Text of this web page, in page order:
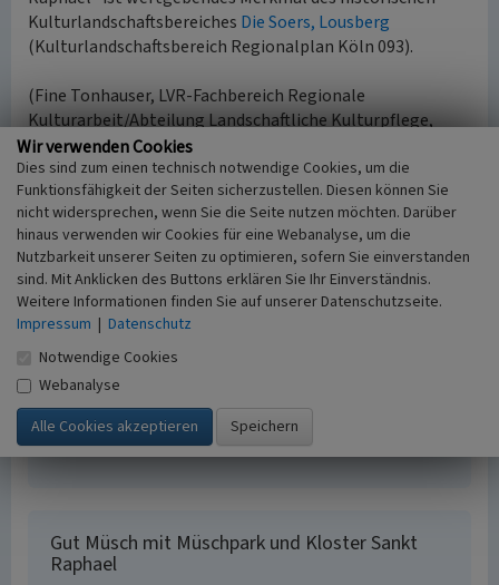
Kulturlandschaftsbereiches Die Soers, Lousberg
(Kulturlandschaftsbereich Regionalplan Köln 093).
(Fine Tonhauser, LVR-Fachbereich Regionale
Kulturarbeit/Abteilung Landschaftliche Kulturpflege,
2016)
Internet
www.altenheime-aachen.de: Häuser St. Raphael,
Altenheim in der Aachener Soers (abgerufen 12.04.2018)
de.wikipedia.org: Kloster St. Raphael (abgerufen
12.04.2018)
Literatur
Stadt Aachen (Hrsg.) (2013)
Ferme Ornée. Der Müschpark in Aachen am
Lousberg. Aachen.
Gut Müsch mit Müschpark und Kloster Sankt
Raphael
Wir verwenden Cookies
Dies sind zum einen technisch notwendige Cookies, um die
Funktionsfähigkeit der Seiten sicherzustellen. Diesen können Sie
nicht widersprechen, wenn Sie die Seite nutzen möchten. Darüber
hinaus verwenden wir Cookies für eine Webanalyse, um die
Nutzbarkeit unserer Seiten zu optimieren, sofern Sie einverstanden
sind. Mit Anklicken des Buttons erklären Sie Ihr Einverständnis.
Weitere Informationen finden Sie auf unserer Datenschutzseite.
Impressum | Datenschutz
Notwendige Cookies
Webanalyse